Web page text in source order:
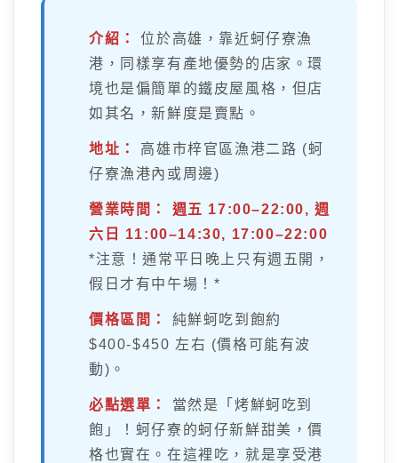
介紹：
位於高雄，靠近蚵仔寮漁
港，同樣享有產地優勢的店家。環
境也是偏簡單的鐵皮屋風格，但店
如其名，新鮮度是賣點。
地址：
高雄市梓官區漁港二路 (蚵
仔寮漁港內或周邊)
營業時間：
週五 17:00–22:00, 週
六日 11:00–14:30, 17:00–22:00
*注意！通常平日晚上只有週五開，
假日才有中午場！*
價格區間：
純鮮蚵吃到飽約
$400-$450 左右 (價格可能有波
動)。
必點選單：
當然是「烤鮮蚵吃到
飽」！蚵仔寮的蚵仔新鮮甜美，價
格也實在。在這裡吃，就是享受港